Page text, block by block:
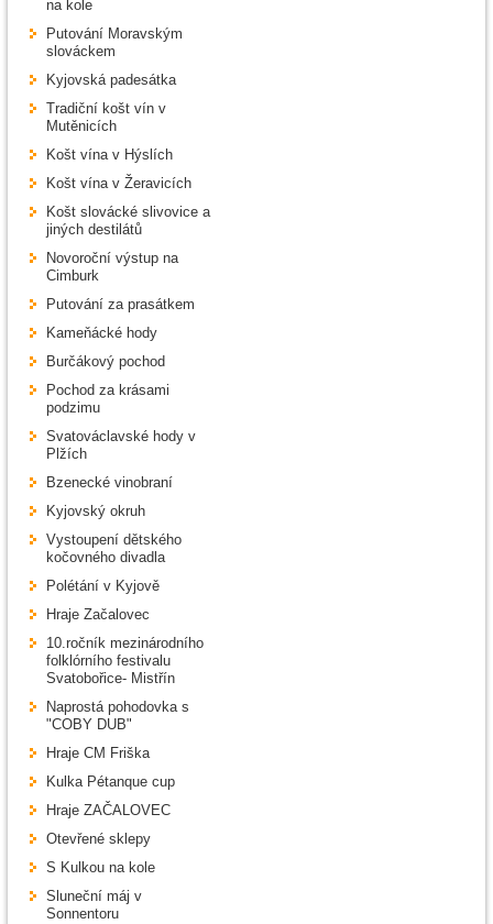
na kole
Putování Moravským
slováckem
Kyjovská padesátka
Tradiční košt vín v
Mutěnicích
Košt vína v Hýslích
Košt vína v Žeravicích
Košt slovácké slivovice a
jiných destilátů
Novoroční výstup na
Cimburk
Putování za prasátkem
Kameňácké hody
Burčákový pochod
Pochod za krásami
podzimu
Svatováclavské hody v
Plžích
Bzenecké vinobraní
Kyjovský okruh
Vystoupení dětského
kočovného divadla
Polétání v Kyjově
Hraje Začalovec
10.ročník mezinárodního
folklórního festivalu
Svatobořice- Mistřín
Naprostá pohodovka s
"COBY DUB"
Hraje CM Friška
Kulka Pétanque cup
Hraje ZAČALOVEC
Otevřené sklepy
S Kulkou na kole
Sluneční máj v
Sonnentoru